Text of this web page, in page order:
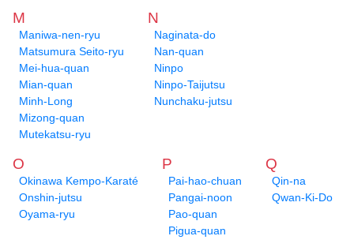
M
Maniwa-nen-ryu
Matsumura Seito-ryu
Mei-hua-quan
Mian-quan
Minh-Long
Mizong-quan
Mutekatsu-ryu
N
Naginata-do
Nan-quan
Ninpo
Ninpo-Taijutsu
Nunchaku-jutsu
O
Okinawa Kempo-Karaté
Onshin-jutsu
Oyama-ryu
P
Pai-hao-chuan
Pangai-noon
Pao-quan
Pigua-quan
Q
Qin-na
Qwan-Ki-Do